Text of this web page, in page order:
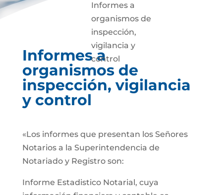
Informes a
organismos de
inspección,
vigilancia y
control
Informes a
organismos de
inspección, vigilancia
y control
«Los informes que presentan los Señores
Notarios a la Superintendencia de
Notariado y Registro son:
Informe Estadistico Notarial, cuya